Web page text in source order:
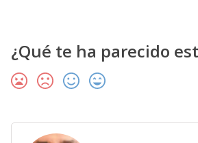
¿Qué te ha parecido